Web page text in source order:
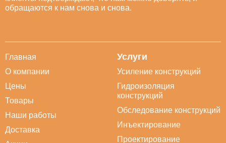
обращаются к нам снова и снова.
Главная
О компании
Цены
Товары
Наши работы
Доставка
Услуги
Усиление конструкций
Гидроизоляция
конструкций
Обследование конструкций
Инъектирование
Проектирование